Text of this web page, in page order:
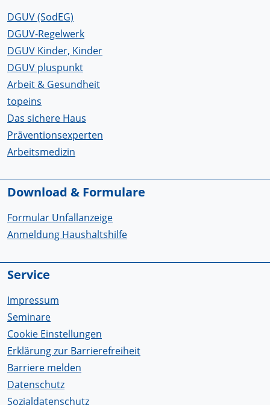
DGUV (SodEG)
DGUV-Regelwerk
DGUV Kinder, Kinder
DGUV pluspunkt
Arbeit & Gesundheit
topeins
Das sichere Haus
Präventionsexperten
Arbeitsmedizin
Download & Formulare
Formular Unfallanzeige
Anmeldung Haushaltshilfe
Service
Impressum
Seminare
Cookie Einstellungen
Erklärung zur Barrierefreiheit
Barriere melden
Datenschutz
Sozialdatenschutz